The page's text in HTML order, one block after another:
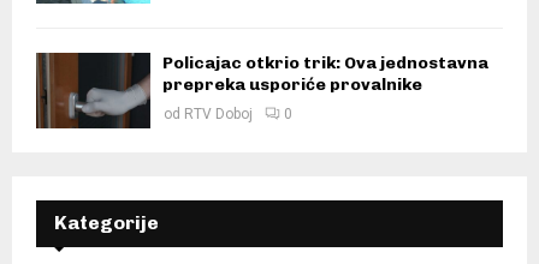
Policajac otkrio trik: Ova jednostavna
prepreka usporiće provalnike
od RTV Doboj 0
Kategorije